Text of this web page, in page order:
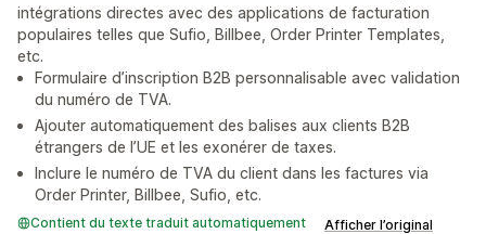
intégrations directes avec des applications de facturation
populaires telles que Sufio, Billbee, Order Printer Templates,
etc.
Formulaire d’inscription B2B personnalisable avec validation
du numéro de TVA.
Ajouter automatiquement des balises aux clients B2B
étrangers de l’UE et les exonérer de taxes.
Inclure le numéro de TVA du client dans les factures via
Order Printer, Billbee, Sufio, etc.
Contient du texte traduit automatiquement Afficher l’original